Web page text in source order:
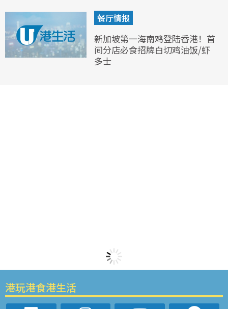
餐厅情报
新加坡第一海南鸡登陆香港！首
间分店必食招牌白切鸡油饭/虾
多士
港玩港食港生活